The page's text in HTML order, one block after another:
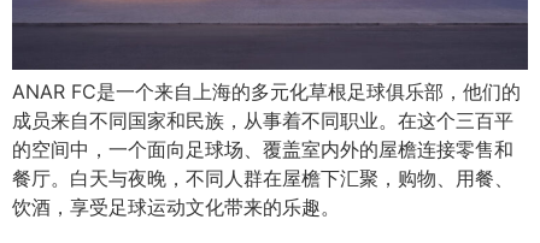
ANAR FC是一个来自上海的多元化草根足球俱乐部，他们的
成员来自不同国家和民族，从事着不同职业。在这个三百平
的空间中，一个面向足球场、覆盖室内外的屋檐连接零售和
餐厅。白天与夜晚，不同人群在屋檐下汇聚，购物、用餐、
饮酒，享受足球运动文化带来的乐趣。